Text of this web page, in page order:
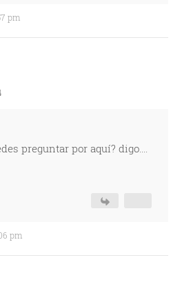
pm
preguntar por aquí? digo....
pm